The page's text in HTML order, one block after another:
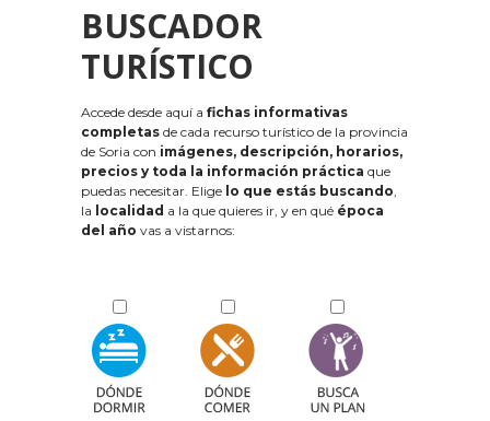
BUSCADOR
TURÍSTICO
Accede desde aquí a fichas informativas
completas de cada recurso turístico de la provincia
de Soria con imágenes, descripción, horarios,
precios y toda la información práctica que
puedas necesitar. Elige lo que estás buscando,
la localidad a la que quieres ir, y en qué época
del año vas a vistarnos: